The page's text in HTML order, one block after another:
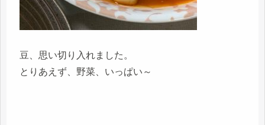
豆、思い切り入れました。
とりあえず、野菜、いっぱい～